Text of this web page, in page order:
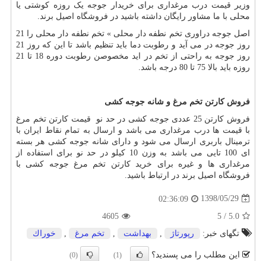
وزیر قیمت درب مرغداری برای خریدار جوجه یک روزه کوشتی یا
محلی با ما مشاور رایگان داشته باشید در فروشگاه اصیل برند.
اصل جوجه دراوری تخم نطفه دار محلی » تخم نطفه دار محلی را 21
روز جوجه در می آید و رطوبت دما باید تنظیم باشد تا این که روز 21
روز جوجه به راحتی از تخم در اید مخصوصن رطوبت دوره 18 تا 21
روزه باید بالا 75 تا 80 درجه باشد.
فروش کارتن تخم مرغ و شانه جوجه کشی
فروش کارتن 25 عددی جوجه کشی در حد نو قیمت کارتن تخم مرغ
با قیمت ها درب مرغداری می باشد و ارسال به تمام نقاط ایران با
ترمینال باربری ارسال می شود و دارای شانه جوجه کشی هر بسته
ای 100 تایی می باشد به وزن 10 کیلو در حد نو برای استفاده از
مرغداری ها و غیره برای خرید کارتن تخم مرغ جوجه کشی با
فروشگاه اصیل برند در ارتباط باشید.
1398/05/29
02:36:09
5.0
/
5
4605
تگهای خبر:
رپورتاژ بهداشت تخم مرغ خوراك
این مطلب را می پسندید؟ (1)
(0)